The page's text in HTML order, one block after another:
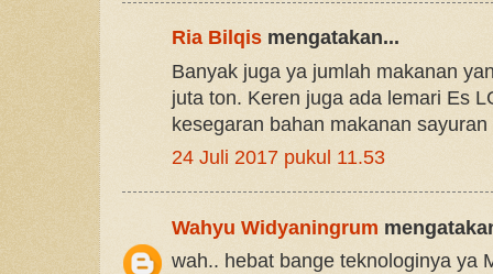
Ria Bilqis mengatakan...
Banyak juga ya jumlah makanan
juta ton. Keren juga ada lemari Es
kesegaran bahan makanan
24 Juli 2017 pukul 11.53
Wahyu Widyaningrum
wah.. hebat bange teknologinya ya